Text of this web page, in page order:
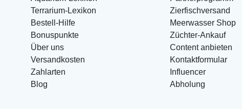
Terrarium-Lexikon
Bestell-Hilfe
Bonuspunkte
Über uns
Versandkosten
Zahlarten
Blog
Zierfischversand
Meerwasser Shop
Züchter-Ankauf
Content anbieten
Kontaktformular
Influencer
Abholung